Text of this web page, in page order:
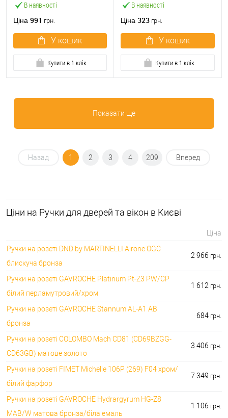
В наявності
Ціна 991 грн.
У кошик
Купити в 1 клік
В наявності
Ціна 323 грн.
У кошик
Купити в 1 клік
Показати ще
Назад 1 2 3 4 209 Вперед
Ціни на Ручки для дверей та вікон в Києві
Ціна
Ручки на розеті DND by MARTINELLI Aironе OGC
блискуча бронза
2 966 грн.
Ручки на розеті GAVROCHE Platinum Pt-Z3 PW/CP
білий перламутровий/хром
1 612 грн.
Ручки на розеті GAVROCHE Stannum AL-A1 AB
бронза
684 грн.
Ручки на розеті COLOMBO Mach CD81 (CD69BZGG-
CD63GB) матове золото
3 406 грн.
Ручки на розеті FIMET Michelle 106P (269) F04 хром/
білий фарфор
7 349 грн.
Ручки на розеті GAVROCHE Hydrargyrum HG-Z8
MAB/W матова бронза/біла емаль
1 106 грн.